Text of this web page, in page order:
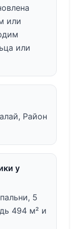
или
или
Район
у
5
494 м² и